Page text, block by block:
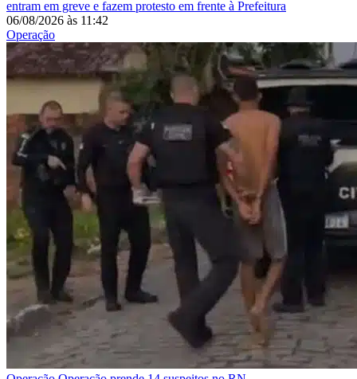
entram em greve e fazem protesto em frente à Prefeitura
06/08/2026 às 11:42
Operação